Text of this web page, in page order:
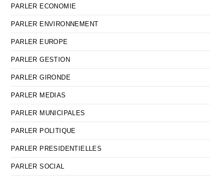
PARLER ECONOMIE
PARLER ENVIRONNEMENT
PARLER EUROPE
PARLER GESTION
PARLER GIRONDE
PARLER MEDIAS
PARLER MUNICIPALES
PARLER POLITIQUE
PARLER PRESIDENTIELLES
PARLER SOCIAL